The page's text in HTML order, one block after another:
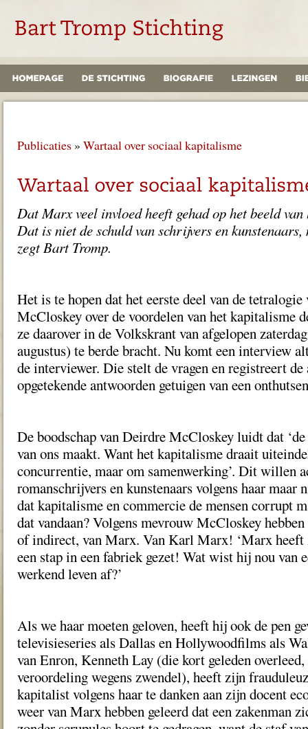
Publicaties » Wartaal over sociaal kapitalisme
Dat Marx veel invloed heeft gehad op het beeld
Dat is niet de schuld van schrijvers en
zegt Bart Tromp.
Het is te hopen dat het eerste deel van de
McCloskey over de voordelen van het kapitalisme
ze daarover in de Volkskrant van afgelopen
augustus) te berde bracht. Nu komt een interview
de interviewer. Die stelt de vragen en registreert
opgetekende antwoorden getuigen van een
De boodschap van Deirdre McCloskey luidt dat
van ons maakt. Want het kapitalisme draait
concurrentie, maar om samenwerking’. Dit willen
romanschrijvers en kunstenaars volgens haar maar
dat kapitalisme en commercie de mensen corrupt
dat vandaan? Volgens mevrouw McCloskey
of indirect, van Marx. Van Karl Marx! ‘Marx heeft
een stap in een fabriek gezet! Wat wist hij nou van
werkend leven af?’
Als we haar moeten geloven, heeft hij ook de pen
televisieseries als Dallas en Hollywoodfilms als
van Enron, Kenneth Lay (die kort geleden
veroordeling wegens zwendel), heeft zijn
kapitalist volgens haar te danken aan zijn docent
weer van Marx hebben geleerd dat een zakenman